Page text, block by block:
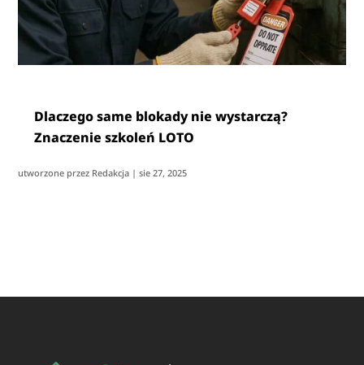
Dlaczego same blokady nie wystarczą?
Znaczenie szkoleń LOTO
utworzone przez Redakcja |sie 27, 2025